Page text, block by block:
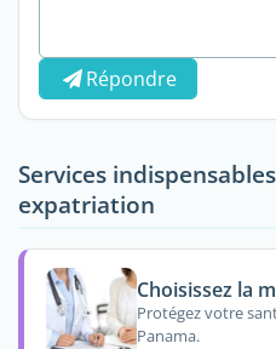
Répondre
Services
expatriation
Choisissez la
Protégez votre
Panama.